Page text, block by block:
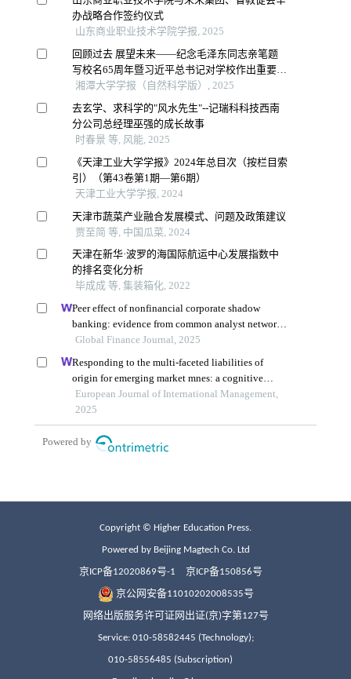
Copyright © Higher Education Press.
Powered by Beijing Magtech Co. Ltd
京ICP备12020869号-1 京ICP备150856号
京公网安备11010202008535号
网络出版服务许可证网出证(京)字第127号
Service: 010-58582445 (Technology);
010-58556485 (Subscription)